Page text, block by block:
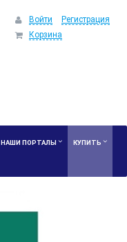
Войти
Регистрация
Корзина
НАШИ ПОРТАЛЫ КУПИТЬ